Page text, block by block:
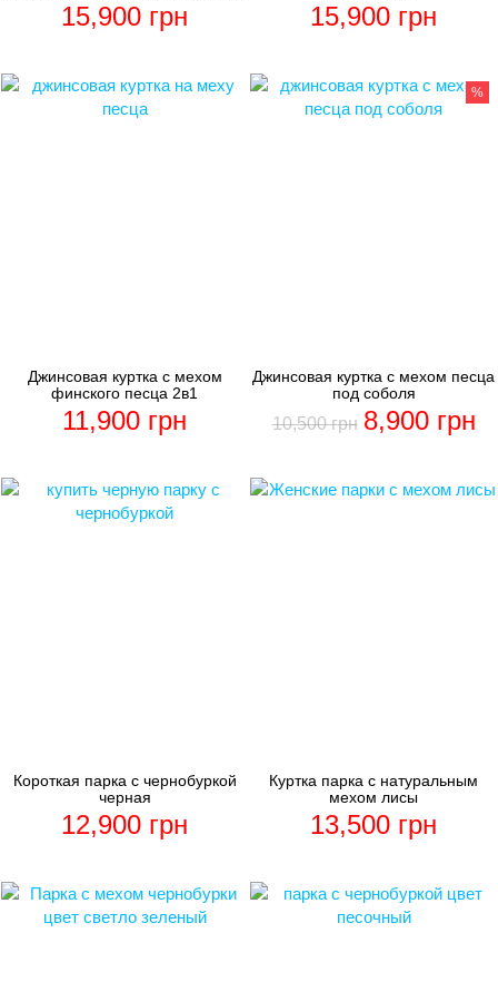
15,900 грн
15,900 грн
%
Джинсовая куртка с мехом песца
под соболя
10,500грн 8,900 грн
Джинсовая куртка с мехом
финского песца 2в1
11,900 грн
Куртка парка с натуральным
мехом лисы
13,500 грн
Короткая парка с чернобуркой
черная
12,900 грн